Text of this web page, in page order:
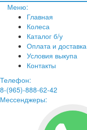
Меню:
Главная
Колеса
Каталог б/у
Оплата и доставка
Условия выкупа
Контакты
Телефон:
8-(965)-888-62-42
Мессенджеры: